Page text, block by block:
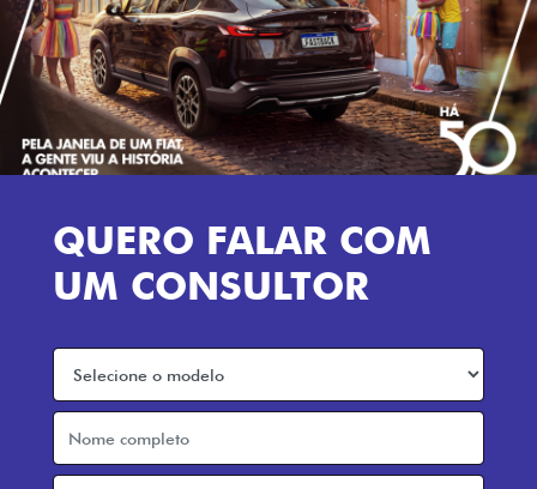
QUERO FALAR COM
UM CONSULTOR